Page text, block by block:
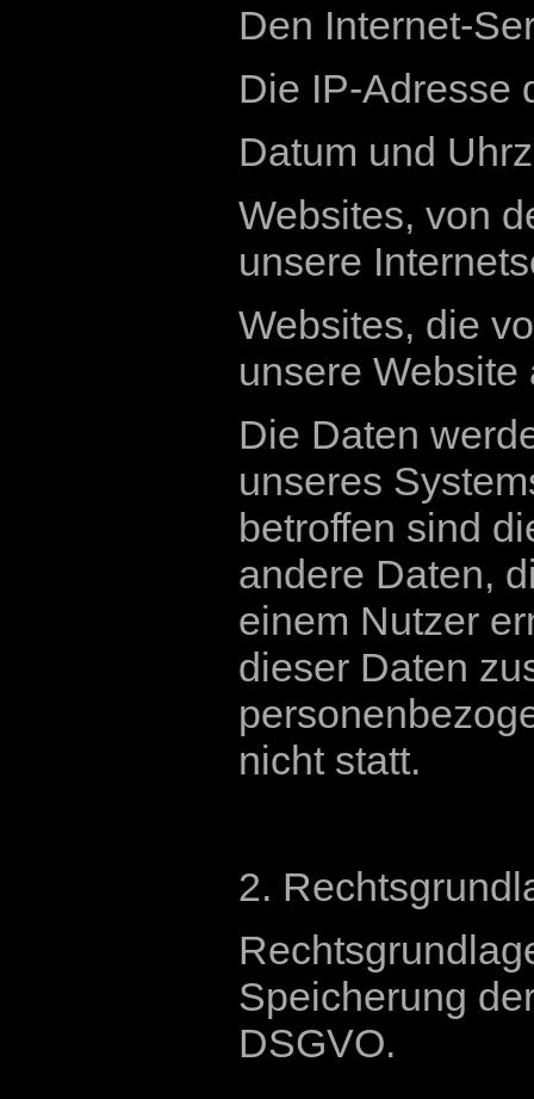
Den Internet-
Die IP-Adresse
Datum und
Websites, von
unsere
Websites, die
unsere
Die Daten
unseres
betroffen sind
andere Daten,
einem Nutzer
dieser Daten
nicht statt.
2.
Speicherung
DSGVO.